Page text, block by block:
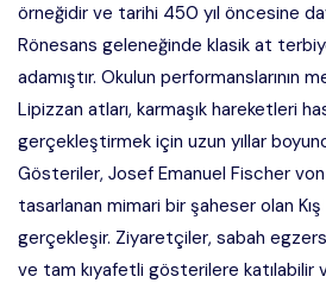
örneğidir ve tarihi 450 yıl öncesine
Rönesans geleneğinde klasik at
adamıştır. Okulun performanslarının
Lipizzan atları, karmaşık hareketleri
gerçekleştirmek için uzun yıllar
Gösteriler, Josef Emanuel Fischer
tasarlanan mimari bir şaheser olan
gerçekleşir. Ziyaretçiler, sabah
ve tam kıyafetli gösterilere katılabilir